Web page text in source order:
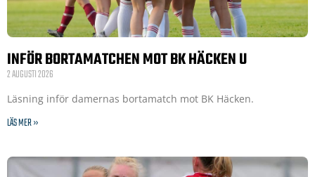
INFÖR BORTAMATCHEN MOT BK HÄCKEN U
2 AUGUSTI 2026
Läsning inför damernas bortamatch mot BK Häcken.
LÄS MER »